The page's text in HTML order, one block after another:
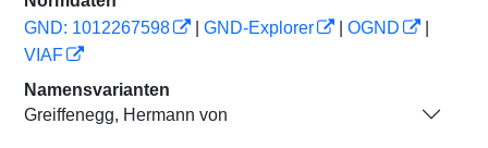
GND: 1012267598
GND-Explorer OGND
VIAF
Namensvarianten
Greiffenegg, Hermann von